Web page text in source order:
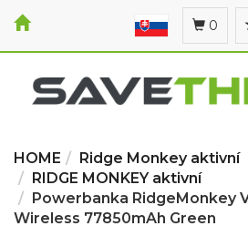
0
HOME
Ridge Monkey aktivní
RIDGE MONKEY aktivní
Powerbanka RidgeMonkey
Wireless 77850mAh Green